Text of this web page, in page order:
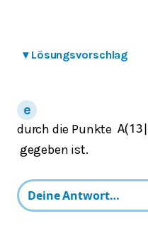
▾ Lösungsvorschlag
durch die Punkte A(13
gegeben ist.